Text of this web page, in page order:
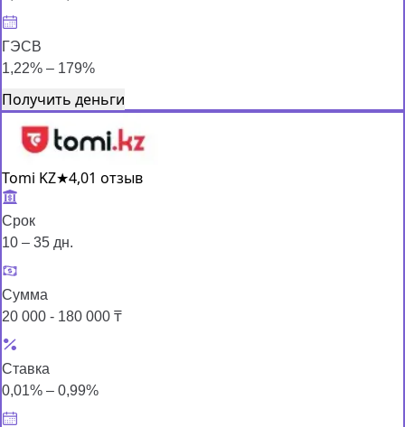
ГЭСВ
1,22% – 179%
Получить деньги
Tomi KZ★4,01 отзыв
Срок
10 – 35 дн.
Сумма
20 000 - 180 000 ₸
Ставка
0,01% – 0,99%